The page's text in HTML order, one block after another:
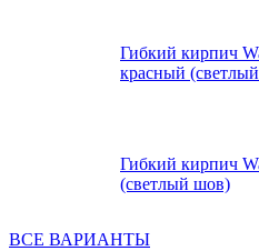
Гибкий кирпич
красный
Гибкий кирпич
(светлый шов)
ВСЕ ВАРИАНТЫ